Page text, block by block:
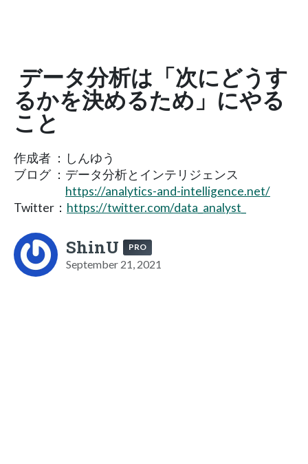
データ分析は「次にどうす
るかを決めるため」にやる
こと
作成者 ：しんゆう
ブログ ：データ分析とインテリジェンス
https://analytics-and-intelligence.net/
Twitter： https://twitter.com/data_analyst_
ShinU PRO
September 21, 2021